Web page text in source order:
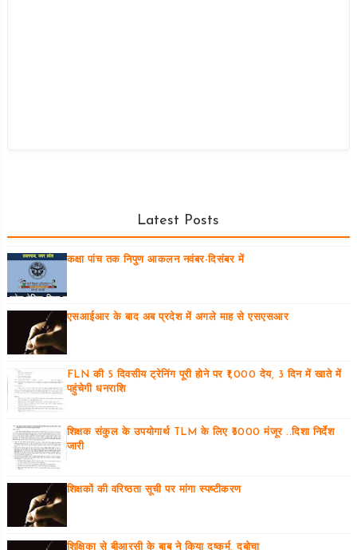
Latest Posts
कक्षा पांच तक निपुण आकलन नवंबर-दिसंबर में
एसआईआर के बाद अब प्रदेश में अगले माह से एसएसआर
FLN की 5 दिवसीय ट्रेनिंग पूरी होने पर ₹1,000 देय, 3 दिन में खाते में
पहुंचेगी धनराशि
शिक्षक संकुल के उपयोगार्थ TLM के लिए ₹3000 मंजूर ..दिशा निर्देश
जारी
शिक्षकों की वरिष्ठता सूची पर मांगा स्पष्टीकरण
शिक्षिका से बीआरसी के बाबू ने किया दुष्कर्म, दबोचा